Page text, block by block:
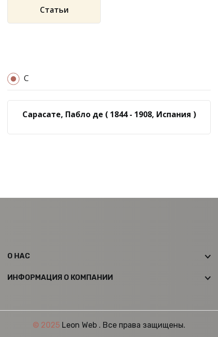
Статьи
С
Сарасате, Пабло де ( 1844 - 1908, Испания )
О НАС
ИНФОРМАЦИЯ О КОМПАНИИ
© 2025 Leon Web . Все права защищены.